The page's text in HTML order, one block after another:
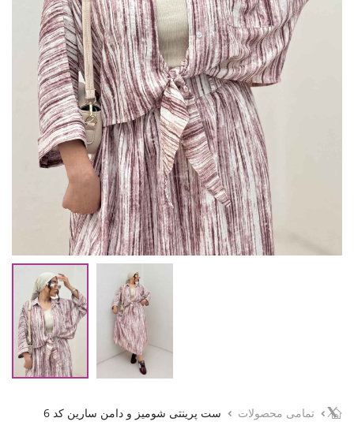
تمامی محصولات ست پرینتی شومیز و دامن سارین کد 6